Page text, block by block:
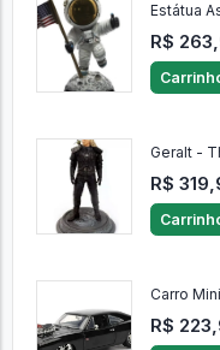
Estátua
R$
Geralt -
R$
Carro
R$